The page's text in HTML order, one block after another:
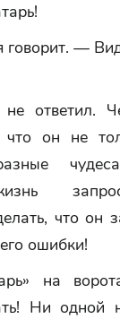
—
ответил.
что он не
что он
ошибки!
на
Ни одной